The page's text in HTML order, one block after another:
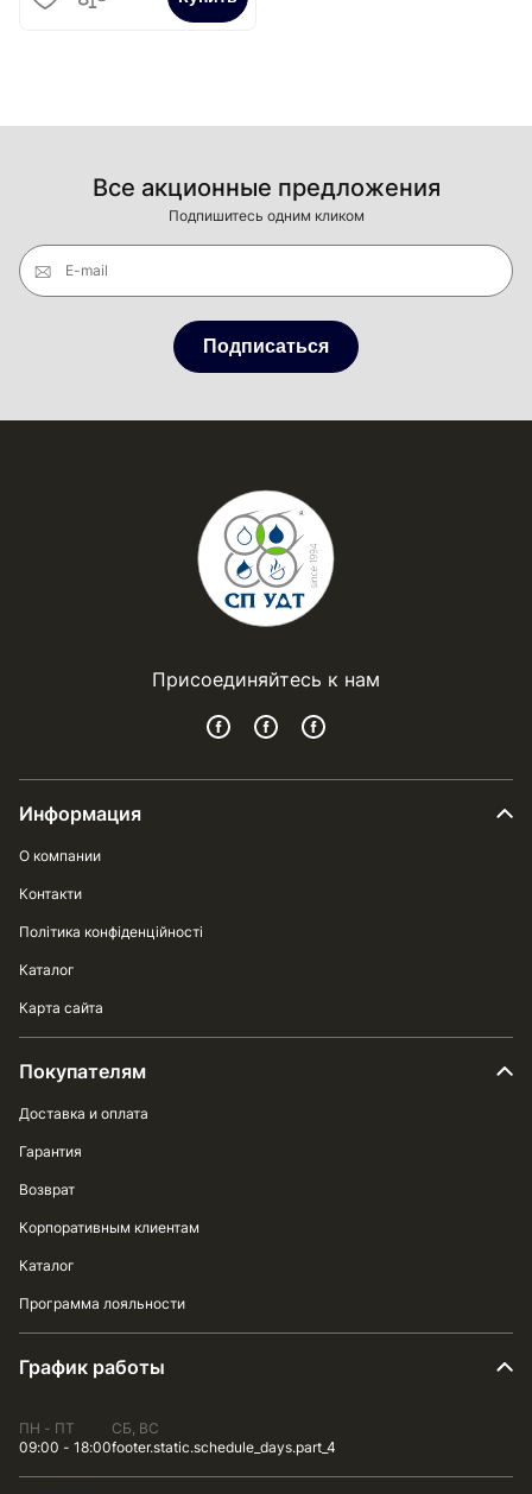
Все акционные предложения
Подпишитесь одним кликом
E-mail
Подписаться
Присоединяйтесь к нам
Информация
О компании
Контакти
Політика конфіденційності
Каталог
Карта сайта
Покупателям
Доставка и оплата
Гарантия
Возврат
Корпоративным клиентам
Каталог
Программа лояльности
График работы
ПН - ПТ
09:00 - 18:00
СБ, ВС
footer.static.schedule_days.part_4